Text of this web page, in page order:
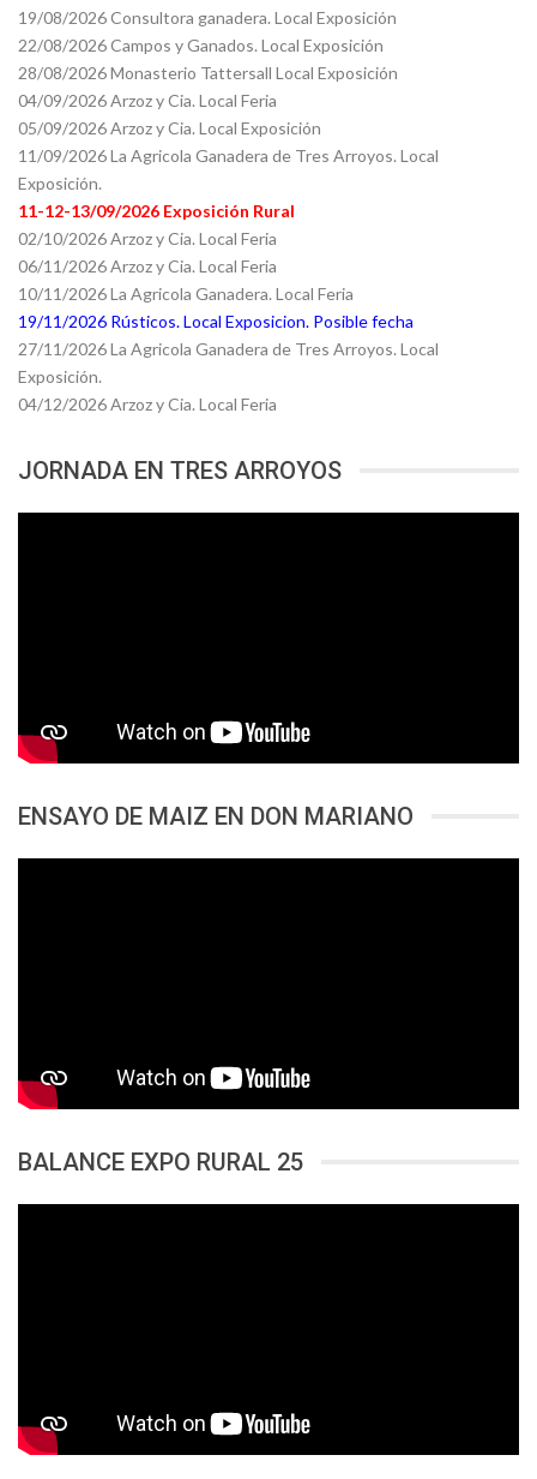
19/08/2026 Consultora ganadera. Local Exposición
22/08/2026 Campos y Ganados. Local Exposición
28/08/2026 Monasterio Tattersall Local Exposición
04/09/2026 Arzoz y Cia. Local Feria
05/09/2026 Arzoz y Cia. Local Exposición
11/09/2026 La Agricola Ganadera de Tres Arroyos. Local
Exposición.
11-12-13/09/2026 Exposición Rural
02/10/2026 Arzoz y Cia. Local Feria
06/11/2026 Arzoz y Cia. Local Feria
10/11/2026 La Agricola Ganadera. Local Feria
19/11/2026 Rústicos. Local Exposicion. Posible fecha
27/11/2026 La Agricola Ganadera de Tres Arroyos. Local
Exposición.
04/12/2026 Arzoz y Cia. Local Feria
JORNADA EN TRES ARROYOS
ENSAYO DE MAIZ EN DON MARIANO
BALANCE EXPO RURAL 25